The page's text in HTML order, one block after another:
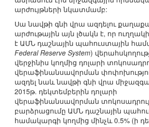
արժույթների նկատմամբ:
Սա նավթի գնի վրա ազդելու
արժութային այն լծակն է, որ
է ԱՄՆ դաշնային պահուստային
Federal Reserve System)
վերջինիս կողմից դոլարի
վերաֆինանսավորման
ազդել նաև նավթի գնի վրա
2015թ. դեկտեմբերին դոլարի
վերաֆինանսավորման
բարձրացումը ԱՄՆ դաշնային
համակարգի կողմից մինչև 0.5% (ի